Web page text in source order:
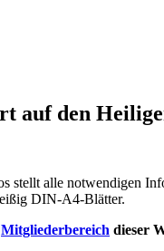
auf den
stellt alle notwendigen
DIN-A4-Blätter.
Mitgliederbereich dieser